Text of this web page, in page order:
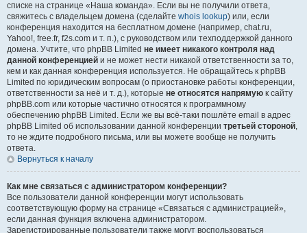
списке на странице «Наша команда». Если вы не получили ответа,
свяжитесь с владельцем домена (сделайте whois lookup) или, если
конференция находится на бесплатном домене (например, chat.ru,
Yahoo!, free.fr, f2s.com и т. п.), с руководством или техподдержкой данного
домена. Учтите, что phpBB Limited не имеет никакого контроля над
данной конференцией и не может нести никакой ответственности за то,
кем и как данная конференция используется. Не обращайтесь к phpBB
Limited по юридическим вопросам (о приостановке работы конференции,
ответственности за неё и т. д.), которые не относятся напрямую к сайту
phpBB.com или которые частично относятся к программному
обеспечению phpBB Limited. Если же вы всё-таки пошлёте email в адрес
phpBB Limited об использовании данной конференции третьей стороной,
то не ждите подробного письма, или вы можете вообще не получить
ответа.
Вернуться к началу
Как мне связаться с администратором конференции?
Все пользователи данной конференции могут использовать
соответствующую форму на странице «Связаться с администрацией»,
если данная функция включена администратором.
Зарегистрированные пользователи также могут воспользоваться